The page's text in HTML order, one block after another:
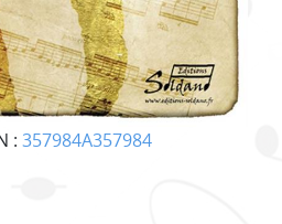
: 357984A357984